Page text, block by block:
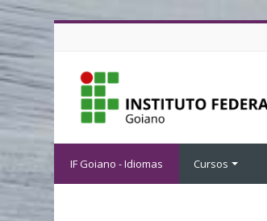
Ir para o conteúdo principal
IF Goiano - Idiomas Cursos